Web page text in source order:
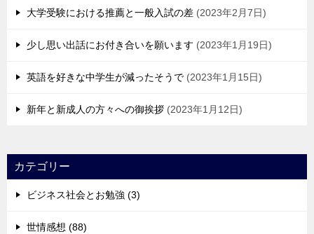
大学受験における推薦と一般入試の差 2023年2月7日
少し思い出話にお付き合いを願います 2023年1月19日
英語を好きな中学生が減ったそうで 2023年1月15日
新年と新成人の方々への御挨拶 2023年1月12日
カテゴリー
ビジネス社会とお勉強 (3)
世情感想 (88)